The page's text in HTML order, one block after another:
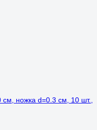
ножка d=0.3 см, 10 шт.,